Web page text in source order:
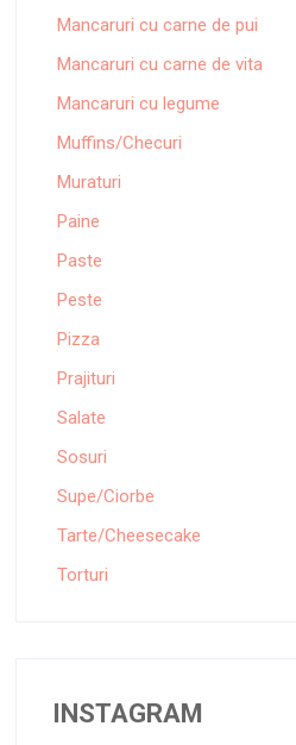
Mancaruri cu carne de pui
Mancaruri cu carne de vita
Mancaruri cu legume
Muffins/Checuri
Muraturi
Paine
Paste
Peste
Pizza
Prajituri
Salate
Sosuri
Supe/Ciorbe
Tarte/Cheesecake
Torturi
INSTAGRAM